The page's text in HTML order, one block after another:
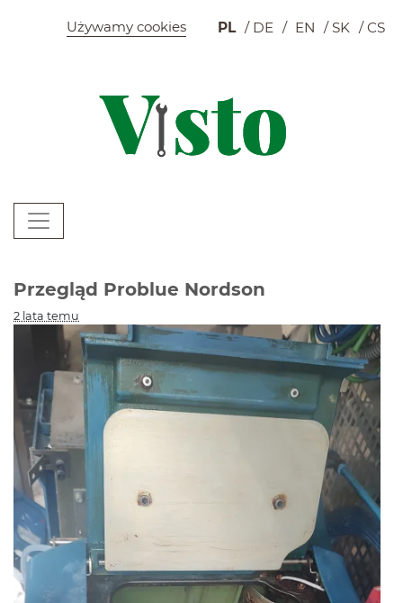
Szybkie menu
Używamy cookies PL DE EN SK CS
Menu główne
Przegląd Problue Nordson
2 lata temu